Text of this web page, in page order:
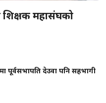
शिक्षक महासंघको
पूर्वसभापति देउवा पनि सहभागी